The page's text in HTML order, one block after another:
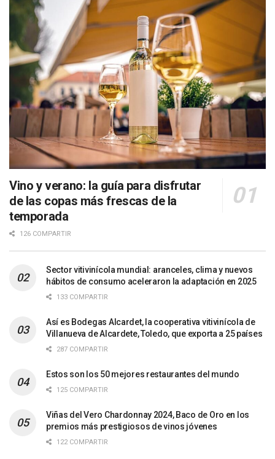
Vino y verano: la guía para disfrutar
de las copas más frescas de la
temporada
126 COMPARTIR
Sector vitivinícola mundial: aranceles, clima y nuevos
hábitos de consumo aceleraron la adaptación en 2025
133 COMPARTIR
Así es Bodegas Alcardet, la cooperativa vitivinícola de
Villanueva de Alcardete, Toledo, que exporta a 25 países
287 COMPARTIR
Estos son los 50 mejores restaurantes del mundo
125 COMPARTIR
Viñas del Vero Chardonnay 2024, Baco de Oro en los
premios más prestigiosos de vinos jóvenes
122 COMPARTIR